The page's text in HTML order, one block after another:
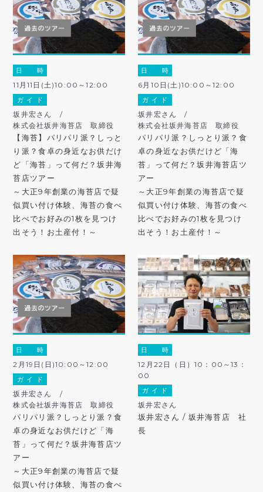
日 時
11月11日(土)10:00～12:00
ガ イ ド
坂井宏さん /
株式会社坂井海苔店 取締役
【海苔】パリパリ派？しっと
り派？食卓の身近なお供だけ
ど「海苔」って何だ？坂井海
苔店ツアー
～大正9年創業の海苔店で疑
似買い付け体験、海苔の食べ
比べでお好みの1枚を見つけ
出そう！お土産付！～
日 時
6月10日(土)10:00～12:00
ガ イ ド
坂井宏さん /
株式会社坂井海苔店 取締役
パリパリ派？しっとり派？食
卓の身近なお供だけど「海
苔」って何だ？坂井海苔店ツ
アー
～大正9年創業の海苔店で疑
似買い付け体験、海苔の食べ
比べでお好みの1枚を見つけ
出そう！お土産付！～
日 時
2月19日(日)10:00～12:00
ガ イ ド
坂井宏さん /
株式会社坂井海苔店 取締役
パリパリ派？しっとり派？食
卓の身近なお供だけど「海
苔」って何だ？坂井海苔店ツ
アー
～大正9年創業の海苔店で疑
似買い付け体験、海苔の食べ
日 時
12月22日（日）10：00～13：
00
ガ イ ド
坂井宏さん
坂井宏さん / 坂井海苔店 社
長